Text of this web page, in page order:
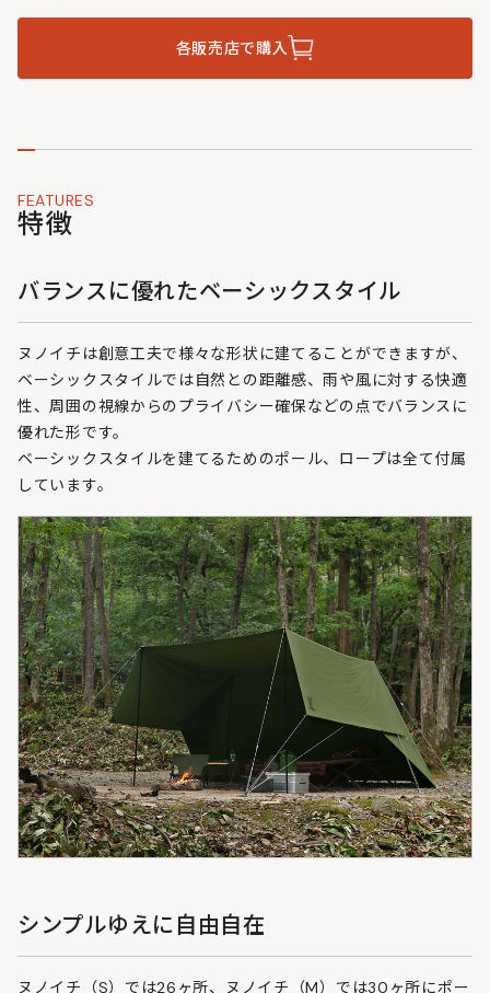
各販売店で購入
FEATURES
特徴
バランスに優れたベーシックスタイル
ヌノイチは創意工夫で様々な形状に建てることができますが、
ベーシックスタイルでは自然との距離感、雨や風に対する快適
性、周囲の視線からのプライバシー確保などの点でバランスに
優れた形です。
ベーシックスタイルを建てるためのポール、ロープは全て付属
しています。
シンプルゆえに自由自在
ヌノイチ（S）では26ヶ所、ヌノイチ（M）では30ヶ所にポー